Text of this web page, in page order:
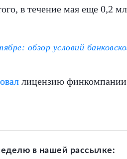
в течение мая еще 0,2
обзор условий
лицензию финкомпании
в нашей рассылке: